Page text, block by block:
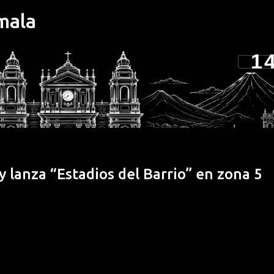
imágenes. Su potente sistema de cámaras no sólo
“Estadios del Barrio” en zona 5